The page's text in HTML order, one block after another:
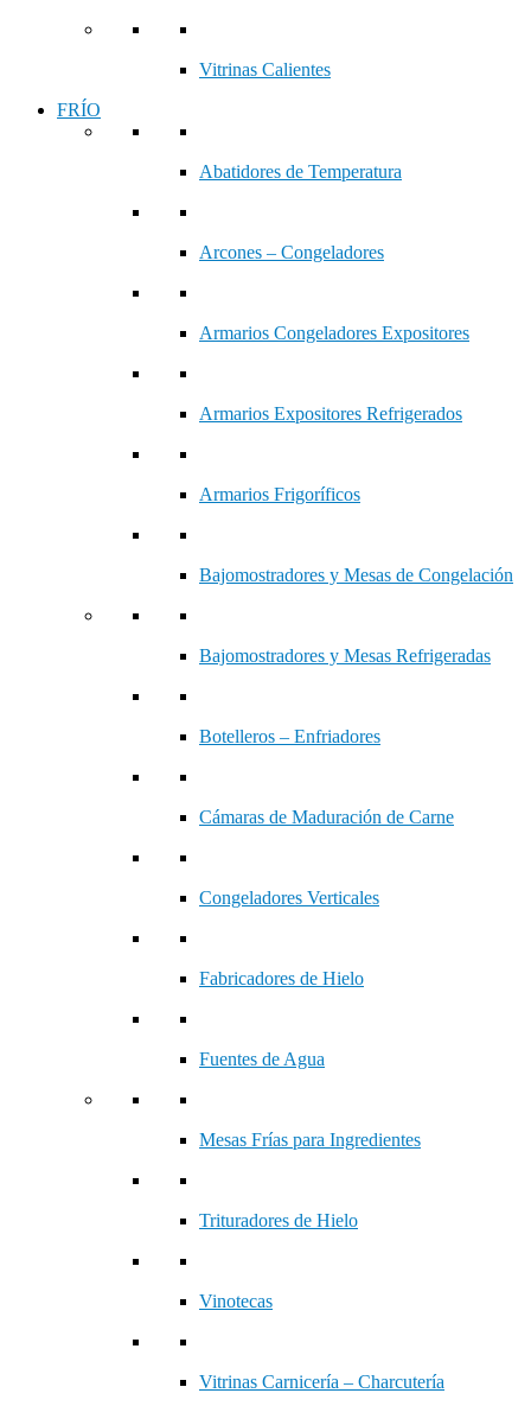
Vitrinas Calientes
FRÍO
Abatidores de Temperatura
Arcones – Congeladores
Armarios Congeladores Expositores
Armarios Expositores Refrigerados
Armarios Frigoríficos
Bajomostradores y Mesas de Congelación
Bajomostradores y Mesas Refrigeradas
Botelleros – Enfriadores
Cámaras de Maduración de Carne
Congeladores Verticales
Fabricadores de Hielo
Fuentes de Agua
Mesas Frías para Ingredientes
Trituradores de Hielo
Vinotecas
Vitrinas Carnicería – Charcutería